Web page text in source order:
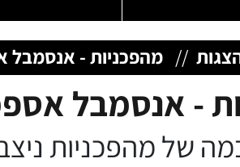
// מהפכניות - אנסמבל
- אנסמבל
של מהפכניות